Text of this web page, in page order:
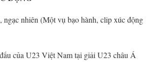
ngạc nhiên (Một vụ bạo hành, clip xúc động
của U23 Việt Nam tại giải U23 châu Á